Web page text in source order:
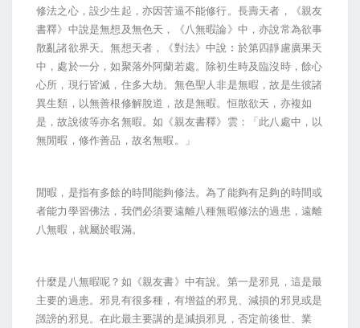
修法之心，設少生起，亦因苦逼不能修行。長壽天者，《親友
書釋》中說是無想及無色天，《八無暇論》中，亦說常為欲事
散亂諸欲界天。無想天者，《對法》中說︰於第四靜慮廣果天
中，處於一分，如聚落外阿蘭若處。除初生時及臨沒時，餘心
心所，現行皆滅，住多大劫。無色聖人非是無暇，故是生彼諸
異生類，以無善根修解脫道，故是無暇。恒散欲天，亦複如
是，故說彼等亦名無暇。如《親友書釋》雲：「此八處中，以
無閒暇，修作善品，故名無暇。」
閒暇，是指有多餘的時間能夠修法。為了能夠有足夠的時間或
者能力學習佛法，我們必須要遠離八種無暇修法的過患，遠離
八無暇，就屬於暇滿。
什麼是八無暇呢？如《親友書》中有說。第一是邪見，這是最
主要的過患。邪見有很多種，有增益的邪見、減損的邪見或是
譭謗的邪見。在此最主要講的是減損邪見，否定前後世、業